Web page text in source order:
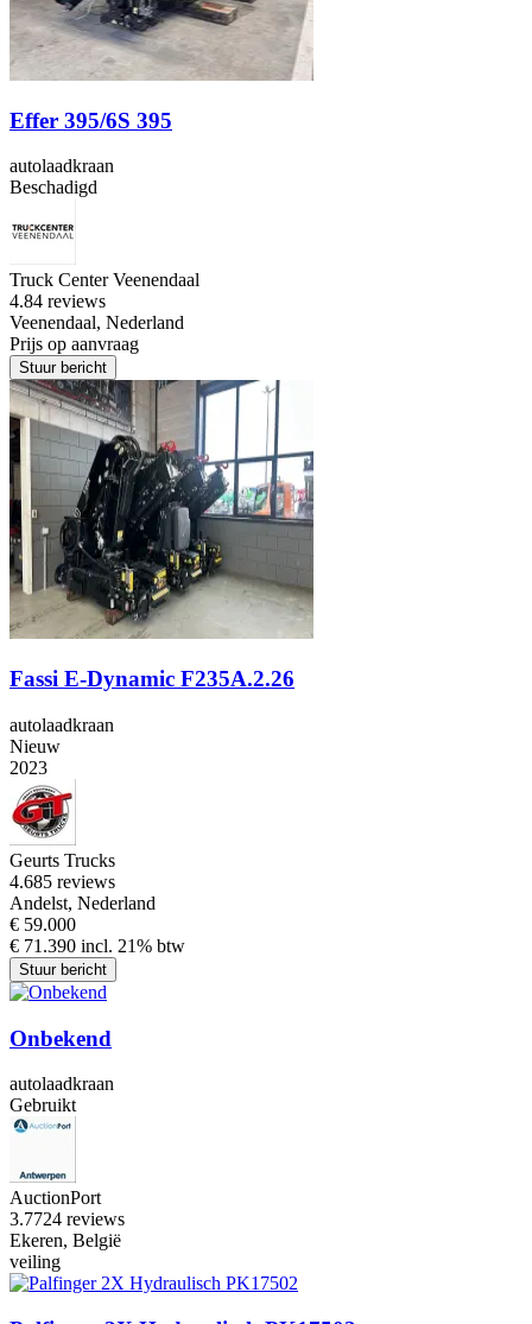
Effer 395/6S 395
autolaadkraan
Beschadigd
Truck Center Veenendaal
4.84 reviews
Veenendaal, Nederland
Prijs op aanvraag
Stuur bericht
Fassi E-Dynamic F235A.2.26
autolaadkraan
Nieuw
2023
Geurts Trucks
4.685 reviews
Andelst, Nederland
€ 59.000
€ 71.390 incl. 21% btw
Stuur bericht
Onbekend
autolaadkraan
Gebruikt
AuctionPort
3.7724 reviews
Ekeren, België
veiling